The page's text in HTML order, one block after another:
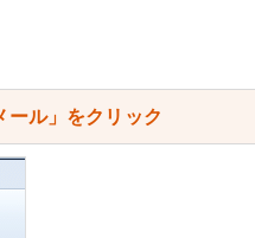
ール」をクリック